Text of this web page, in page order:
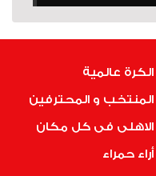
الكرة عالمية
المنتخب و المحترفين
الاهلى فى كل مكان
أراء حمراء